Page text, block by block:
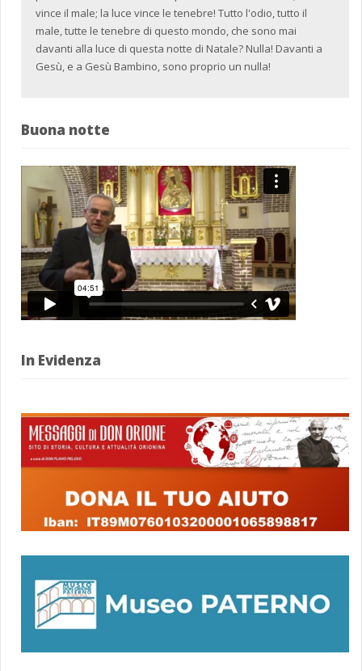
vince il male; la luce vince le tenebre! Tutto l'odio, tutto il
male, tutte le tenebre di questo mondo, che sono mai
davanti alla luce di questa notte di Natale? Nulla! Davanti a
Gesù, e a Gesù Bambino, sono proprio un nulla!
Buona notte
In Evidenza